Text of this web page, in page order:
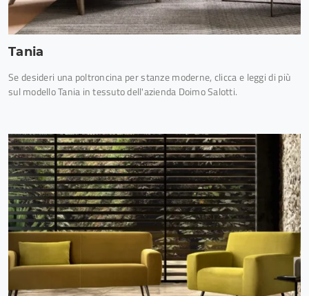
Tania
Se desideri una poltroncina per stanze moderne, clicca e leggi di più
sul modello Tania in tessuto dell'azienda Doimo Salotti.